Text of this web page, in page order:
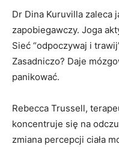
Dr Dina Kuruvilla zaleca
zapobiegawczy. Joga
Sieć “odpoczywaj i
Zasadniczo? Daje
panikować.
Rebecca Trussell,
koncentruje się na
zmiana percepcji ciała